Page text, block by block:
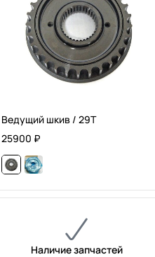
Ведущий шкив / 29T
25900 ₽
Наличие запчастей